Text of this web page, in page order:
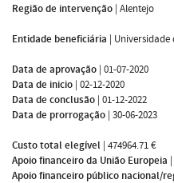
Região de intervenção | Alentejo
Entidade beneficiária | Universidade
Data de aprovação | 01-07-2020
Data de inicio | 02-12-2020
Data de conclusão | 01-12-2022
Data de prorrogação | 30-06-2023
Custo total elegível | 474964.71 €
Apoio financeiro da União Europeia |
Apoio financeiro público nacional/